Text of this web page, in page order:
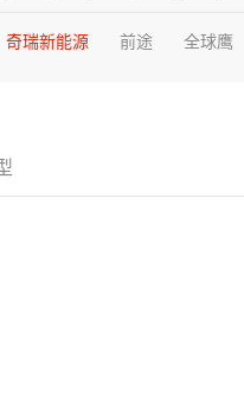
奇瑞新能源 前途 全球鹰